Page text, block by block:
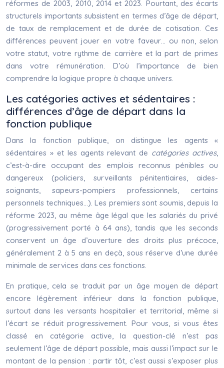
réformes de 2003, 2010, 2014 et 2023. Pourtant, des écarts
structurels importants subsistent en termes d’âge de départ,
de taux de remplacement et de durée de cotisation. Ces
différences peuvent jouer en votre faveur… ou non, selon
votre statut, votre rythme de carrière et la part de primes
dans votre rémunération. D’où l’importance de bien
comprendre la logique propre à chaque univers.
Les catégories actives et sédentaires :
différences d’âge de départ dans la
fonction publique
Dans la fonction publique, on distingue les agents «
sédentaires » et les agents relevant de catégories actives,
c’est-à-dire occupant des emplois reconnus pénibles ou
dangereux (policiers, surveillants pénitentiaires, aides-
soignants, sapeurs-pompiers professionnels, certains
personnels techniques…). Les premiers sont soumis, depuis la
réforme 2023, au même âge légal que les salariés du privé
(progressivement porté à 64 ans), tandis que les seconds
conservent un âge d’ouverture des droits plus précoce,
généralement 2 à 5 ans en deçà, sous réserve d’une durée
minimale de services dans ces fonctions.
En pratique, cela se traduit par un âge moyen de départ
encore légèrement inférieur dans la fonction publique,
surtout dans les versants hospitalier et territorial, même si
l’écart se réduit progressivement. Pour vous, si vous êtes
classé en catégorie active, la question-clé n’est pas
seulement l’âge de départ possible, mais aussi l’impact sur le
montant de la pension : partir tôt, c’est aussi s’exposer plus